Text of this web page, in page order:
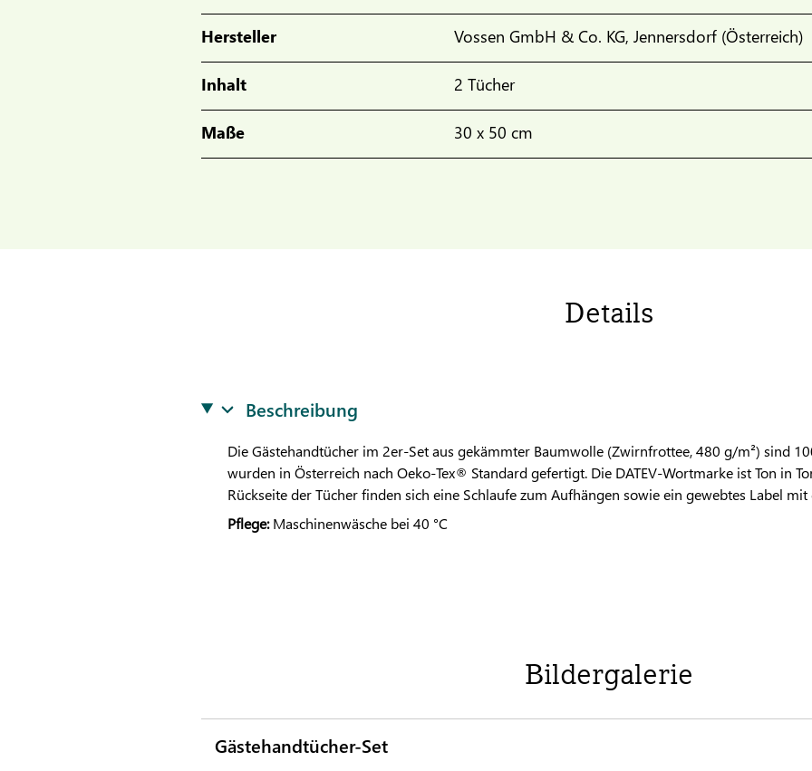
Hersteller Vossen GmbH & Co. KG, Jennersdorf (Österreich)
Inhalt 2 Tücher
Maße 30 x 50 cm
Details
Beschreibung
Die Gästehandtücher im 2er-Set aus gekämmter Baumwolle (Zwirnfrottee, 480 g/m²) sind
wurden in Österreich nach Oeko-Tex® Standard gefertigt. Die DATEV-Wortmarke ist Ton in
Rückseite der Tücher finden sich eine Schlaufe zum Aufhängen sowie ein gewebtes Label
Pflege:Maschinenwäsche bei 40 °C
Bildergalerie
Gästehandtücher-Set